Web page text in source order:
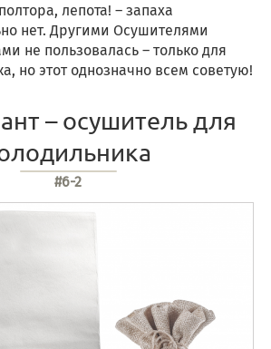
лепота! – запаха
нет. Другими Осушителями
не пользовалась – только для
но этот однозначно всем советую!
– осушитель для
#6-2